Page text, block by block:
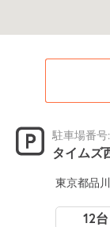
駐車場番
タイムズ
東京都品
12台